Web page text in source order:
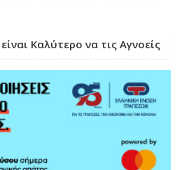
Καλύτερο να τις Αγνοείς